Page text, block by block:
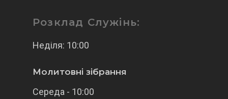
Розклад Служінь:
Неділя: 10:00
Молитовні зібрання
Середа - 10:00